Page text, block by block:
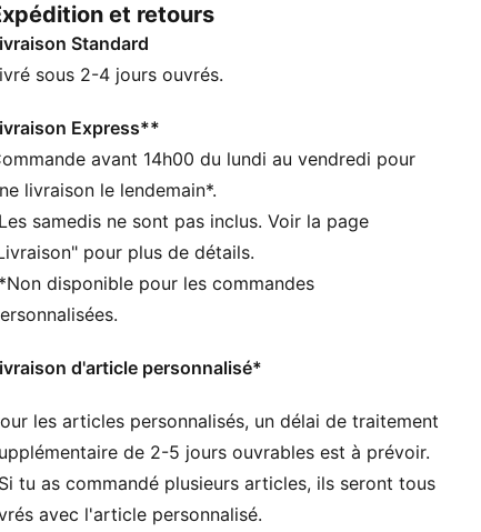
confiance sur le terrain. Les détails du club
ta fierté de supporter.
+ AVANTAGES
l'humidité, pour te garder à l'aise et au sec
à partir de matériaux 100 % recyclés, hors
finitions et décorations
Conçu pour : le football
: régulière
: Au-dessus des genoux
élastiquée avec cordons de serrage internes
latéral en mesh aéré
PUMA et Olympique de Marseille
et retours
Standard
sous 2-4 jours ouvrés.
Express**
avant 14h00 du lundi au vendredi pour
livraison le lendemain*.
samedis ne sont pas inclus. Voir la page
pour plus de détails.
disponible pour les commandes
d'article personnalisé*
les articles personnalisés, un délai de traitement
de 2-5 jours ouvrables est à prévoir.
tu as commandé plusieurs articles, ils seront tous
avec l'article personnalisé.